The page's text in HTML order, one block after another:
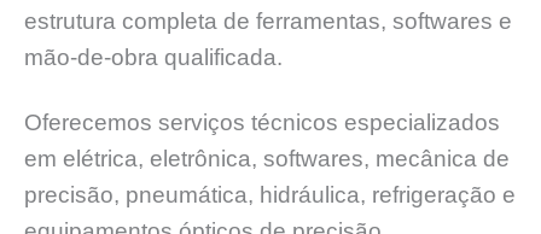
estrutura completa de ferramentas, softwares e
mão-de-obra qualificada.
Oferecemos serviços técnicos especializados
em elétrica, eletrônica, softwares, mecânica de
precisão, pneumática, hidráulica, refrigeração e